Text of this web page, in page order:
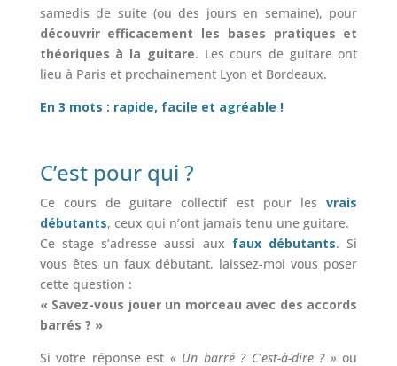
samedis de suite (ou des jours en semaine), pour
découvrir efficacement les bases pratiques et
théoriques à la guitare. Les cours de guitare ont
lieu à Paris et prochainement Lyon et Bordeaux.
En 3 mots : rapide, facile et agréable !
C’est pour qui ?
Ce cours de guitare collectif est pour lesvrais
débutants, ceux qui n’ont jamais tenu une guitare.
Ce stage s’adresse aussi aux faux débutants. Si
vous êtes un faux débutant, laissez-moi vous poser
cette question :
« Savez-vous jouer un morceau avec des accords
barrés ? »
Si votre réponse est « Un barré ? C’est-à-dire ? » ou